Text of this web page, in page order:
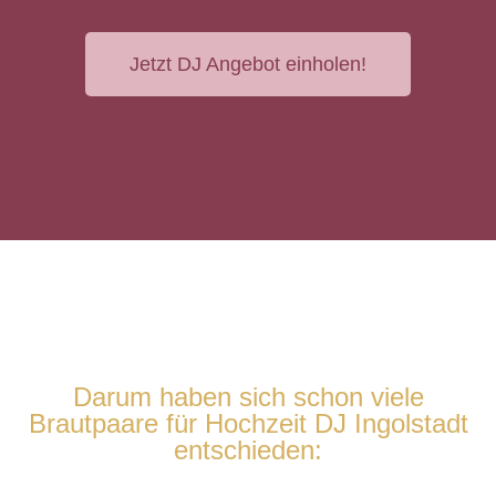
Jetzt DJ Angebot einholen!
Darum haben sich schon viele
Brautpaare für Hochzeit DJ Ingolstadt
entschieden: